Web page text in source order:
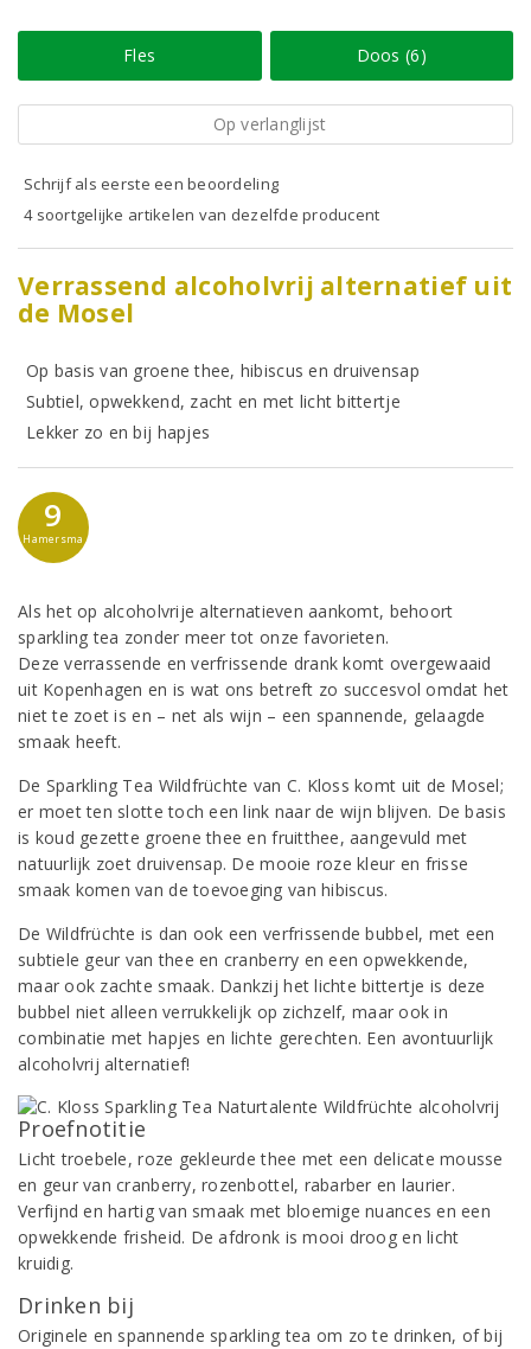
Fles Doos (6)
Op verlanglijst
Schrijf als eerste een beoordeling
4 soortgelijke artikelen van dezelfde producent
Verrassend alcoholvrij alternatief uit
de Mosel
Op basis van groene thee, hibiscus en druivensap
Subtiel, opwekkend, zacht en met licht bittertje
Lekker zo en bij hapjes
9
Hamersma
Als het op alcoholvrije alternatieven aankomt, behoort
sparkling tea zonder meer tot onze favorieten.
Deze verrassende en verfrissende drank komt overgewaaid
uit Kopenhagen en is wat ons betreft zo succesvol omdat het
niet te zoet is en – net als wijn – een spannende, gelaagde
smaak heeft.
De Sparkling Tea Wildfrüchte van C. Kloss komt uit de Mosel;
er moet ten slotte toch een link naar de wijn blijven. De basis
is koud gezette groene thee en fruitthee, aangevuld met
natuurlijk zoet druivensap. De mooie roze kleur en frisse
smaak komen van de toevoeging van hibiscus.
De Wildfrüchte is dan ook een verfrissende bubbel, met een
subtiele geur van thee en cranberry en een opwekkende,
maar ook zachte smaak. Dankzij het lichte bittertje is deze
bubbel niet alleen verrukkelijk op zichzelf, maar ook in
combinatie met hapjes en lichte gerechten. Een avontuurlijk
alcoholvrij alternatief!
Proefnotitie
Licht troebele, roze gekleurde thee met een delicate mousse
en geur van cranberry, rozenbottel, rabarber en laurier.
Verfijnd en hartig van smaak met bloemige nuances en een
opwekkende frisheid. De afdronk is mooi droog en licht
kruidig.
Drinken bij
Originele en spannende sparkling tea om zo te drinken, of bij